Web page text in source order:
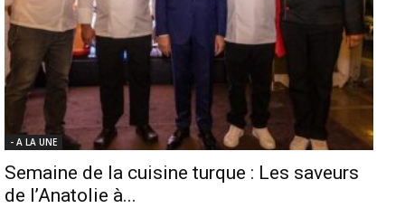
- A LA UNE
Semaine de la cuisine turque : Les saveurs
de l’Anatolie à...